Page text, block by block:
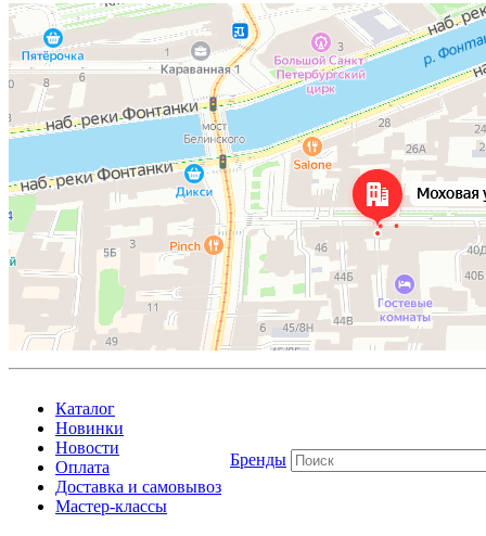
Каталог
Новинки
Новости
Оплата
Доставка и самовывоз
Мастер-классы
Бренды